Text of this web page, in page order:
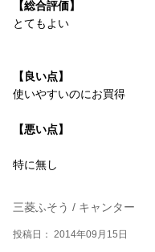
【総合評価】
とてもよい
【良い点】
使いやすいのにお買得
【悪い点】
特に無し
三菱ふそう / キャンター
投稿日： 2014年09月15日